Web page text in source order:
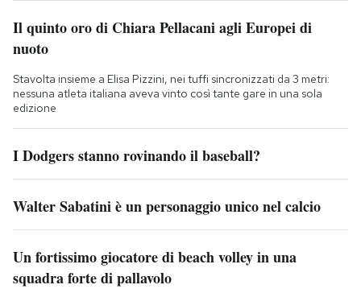
Il quinto oro di Chiara Pellacani agli Europei di
nuoto
Stavolta insieme a Elisa Pizzini, nei tuffi sincronizzati da 3 metri:
nessuna atleta italiana aveva vinto così tante gare in una sola
edizione
I Dodgers stanno rovinando il baseball?
Walter Sabatini è un personaggio unico nel calcio
Un fortissimo giocatore di beach volley in una
squadra forte di pallavolo